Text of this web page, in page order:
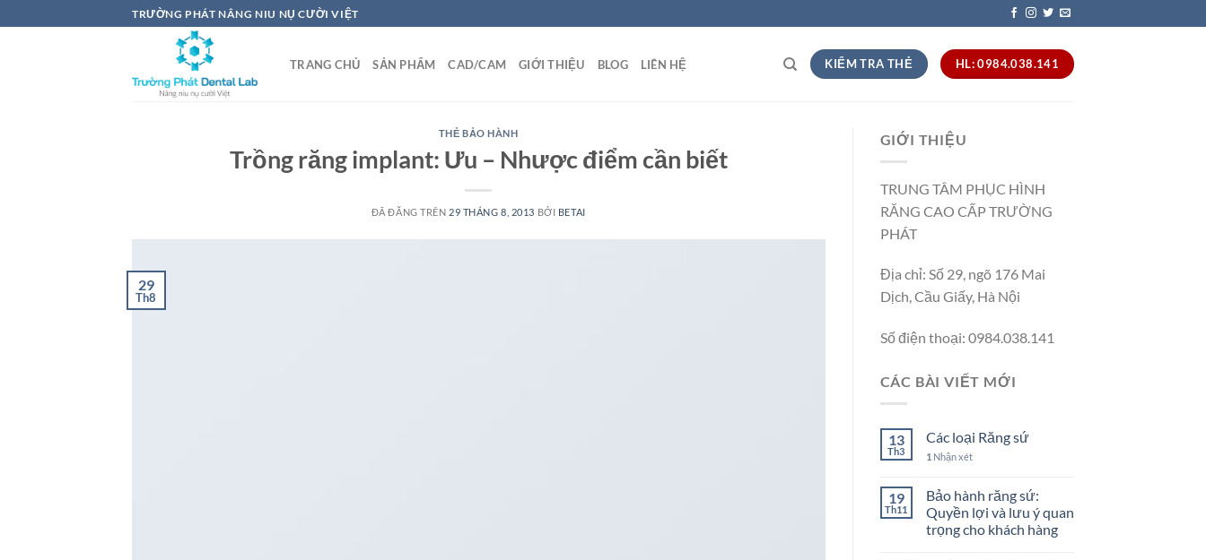
đến
TRƯỜNG PHÁT NÂNG NIU NỤ CƯỜI VIỆT
TRANG CHỦ SẢN PHẨM CAD/CAM GIỚI THIỆU BLOG LIÊN HỆ KIỂM TRA THẺ HL: 0984.038.141
THẺ BẢO HÀNH
Trồng răng implant: Ưu – Nhược điểm cần biết
ĐÃ ĐĂNG TRÊN 29 THÁNG 8, 2013 BỞI BETAI
29
Th8
GIỚI THIỆU
TRUNG TÂM PHỤC HÌNH
RĂNG CAO CẤP TRƯỜNG
PHÁT
Địa chỉ: Số 29, ngõ 176 Mai
Dịch, Cầu Giấy, Hà Nội
Số điện thoại: 0984.038.141
CÁC BÀI VIẾT MỚI
13
Th3
Các loại Răng sứ
1 Nhận xét
19
Th11
Bảo hành răng sứ:
Quyền lợi và lưu ý quan
trọng cho khách hàng